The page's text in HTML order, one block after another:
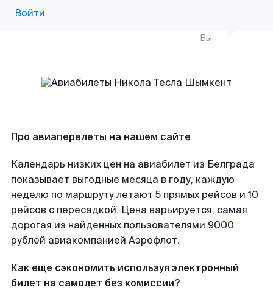
Войти
Вы
Про авиаперелеты на нашем сайте
Календарь низких цен на авиабилет из Белграда
показывает выгодные месяца в году, каждую
неделю по маршруту летают 5 прямых рейсов и 10
рейсов с пересадкой. Цена варьируется, самая
дорогая из найденных пользователями 9000
рублей авиакомпанией Аэрофлот.
Как еще сэкономить используя электронный
билет на самолет без комиссии?